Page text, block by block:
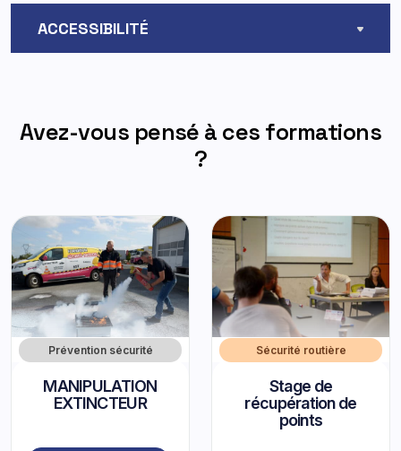
ACCESSIBILITÉ
Avez-vous pensé à ces formations
?
Prévention sécurité
MANIPULATION
EXTINCTEUR
Sécurité routière
Stage de
récupération de
points